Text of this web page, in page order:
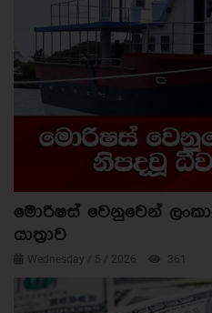
මොරිෂස් වෙනුවෙන්
යාත්‍රාව
Wednesday / 5 / 2026 361